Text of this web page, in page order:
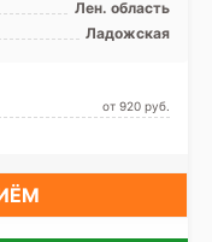
Лен. область
Ладожская
от 920 pуб.